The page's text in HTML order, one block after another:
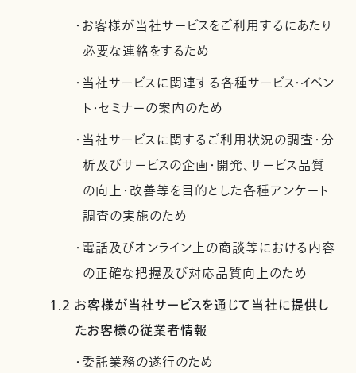
・お客様が当社サービスをご利用するにあたり
必要な連絡をするため
・当社サービスに関連する各種サービス・イベン
ト・セミナーの案内のため
・当社サービスに関するご利用状況の調査・分
析及びサービスの企画・開発、サービス品質
の向上・改善等を目的とした各種アンケート
調査の実施のため
・電話及びオンライン上の商談等における内容
の正確な把握及び対応品質向上のため
1.2 お客様が当社サービスを通じて当社に提供し
たお客様の従業者情報
・委託業務の遂行のため